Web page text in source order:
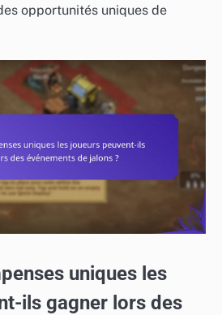
opportunités uniques de
uniques les
ils gagner lors des